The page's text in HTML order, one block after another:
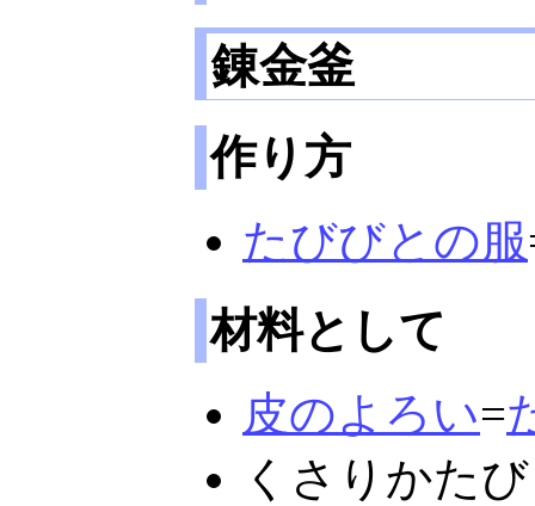
錬金釜
作り方
たびびとの服
材料として
皮のよろい=
くさりかた